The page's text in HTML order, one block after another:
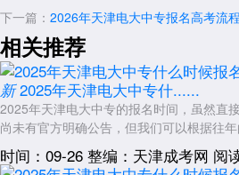
事实：天津电大中专没有现场招生办接
仅处理行政事务，不办理现场报名。到了现
误区二：“找中介机构代报有名额”
事实：官方未授权任何中介机构代理报
信息泄露、钱财损失的风险。凡是要求向个
误区三：“外地考生需要到天津报名”
下一篇： 2026年天津电大中专报名高考流
相关推荐
新 2025年天津电大中专什......
2025年天津电大中专的报名时间，虽然直
尚未有官方明确公告，但我们可以根据往
时间：09-26 整编：天津成考网 阅